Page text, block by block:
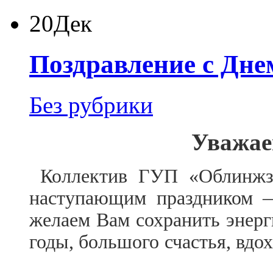
20Дек
Поздравление с
Без рубрики
Коллектив ГУП
наступающим праздником
желаем Вам сохранить
годы, большого счастья,